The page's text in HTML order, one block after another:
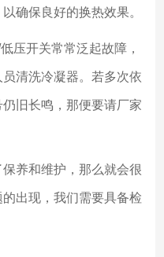
确保良好的换热效果。
压开关常常泛起故障，
清洗冷凝器。若多次依
旧长鸣，那便要请厂家
养和维护，那么就会很
出现，我们需要具备检